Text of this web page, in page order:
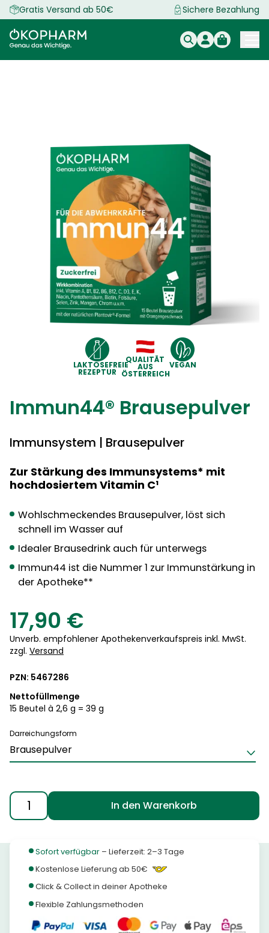
Zum
Inhalt
springen
Gratis Versand ab 50€ Sichere Bezahlung
Immun44® Brausepulver
Immunsystem | Brausepulver
Zur Stärkung des Immunsystems* mit
hochdosiertem Vitamin C¹
Wohlschmeckendes Brausepulver, löst sich
schnell im Wasser auf
Idealer Brausedrink auch für unterwegs
Immun44 ist die Nummer 1 zur Immunstärkung in
der Apotheke**
17,90 €
Unverb. empfohlener Apothekenverkaufspreis inkl. MwSt.
zzgl. Versand
PZN: 5467286
Nettofüllmenge
15 Beutel à 2,6 g = 39 g
Darreichungsform
Immun44®
Brausepulver
Menge
In den Warenkorb
LAKTOSEFREIE
REZEPTUR
QUALITÄT
AUS
ÖSTERREICH
VEGAN
Sofort verfügbar – Lieferzeit: 2–3 Tage
Kostenlose Lieferung ab 50€
Click & Collect in deiner Apotheke
Flexible Zahlungsmethoden